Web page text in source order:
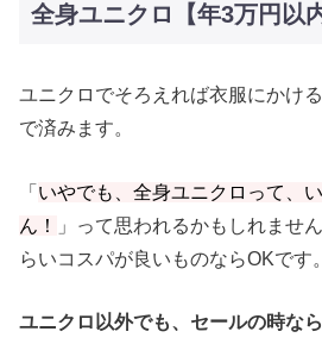
全身ユニクロ【年3万円以
ユニクロでそろえれば衣服にかけ
で済みます。
「 いやでも、全身ユニクロって、
ん！
」って思われるかもしれませ
らいコスパが良いものならOKです。
ユニクロ以外でも、セールの時な